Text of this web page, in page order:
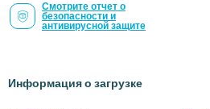
Смотрите отчет о
безопасности и
антивирусной защите
Информация о загрузке